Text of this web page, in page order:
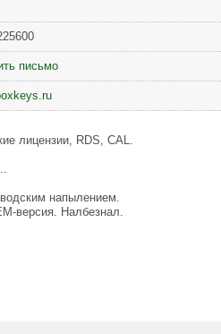
письмо
лицензии, RDS, CAL.
напылением.
версия. Налбезнал.